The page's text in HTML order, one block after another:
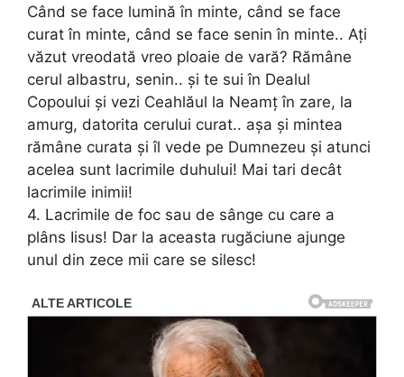
Când se face lumină în minte, când se face
curat în minte, când se face senin în minte.. Ați
văzut vreodată vreo ploaie de vară? Rămâne
cerul albastru, senin.. și te sui în Dealul
Copoului și vezi Ceahlăul la Neamț în zare, la
amurg, datorita cerului curat.. așa și mintea
rămâne curata și îl vede pe Dumnezeu și atunci
acelea sunt lacrimile duhului! Mai tari decât
lacrimile inimii!
4. Lacrimile de foc sau de sânge cu care a
plâns Iisus! Dar la aceasta rugăciune ajunge
unul din zece mii care se silesc!